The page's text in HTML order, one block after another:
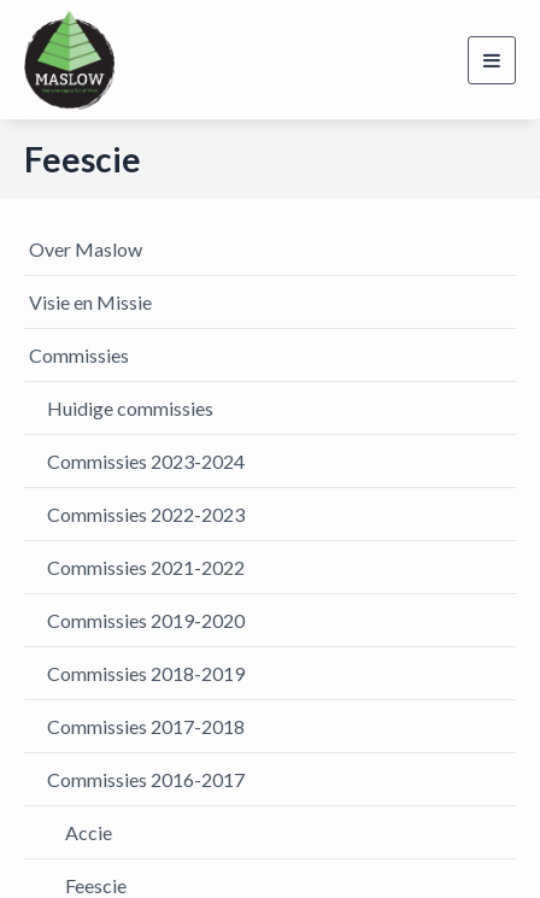
Feescie
Over Maslow
Visie en Missie
Commissies
Huidige commissies
Commissies 2023-2024
Commissies 2022-2023
Commissies 2021-2022
Commissies 2019-2020
Commissies 2018-2019
Commissies 2017-2018
Commissies 2016-2017
Accie
Feescie